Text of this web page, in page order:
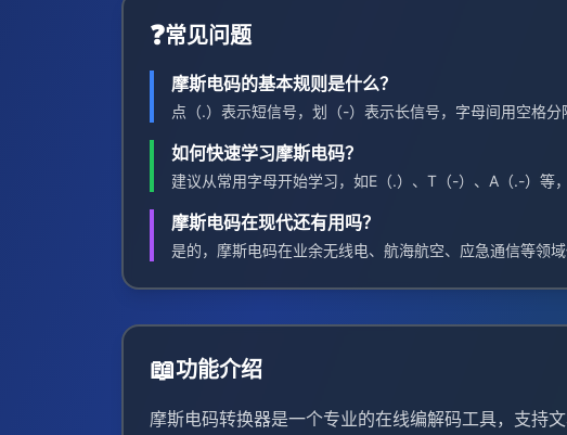
❓常见问题
摩斯电码的基本规则是什么？
点（.）表示短信号，划（-）表示长信号，字母间用空格
如何快速学习摩斯电码？
建议从常用字母开始学习，如E（.）、T（-）、A（.-）等
摩斯电码在现代还有用吗？
是的，摩斯电码在业余无线电、航海航空、应急通信等领
📖功能介绍
摩斯电码转换器是一个专业的在线编解码工具，支持